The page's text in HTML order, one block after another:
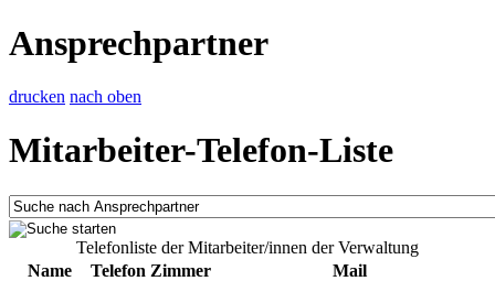
Ansprechpartner
drucken nach oben
Mitarbeiter-Telefon-Liste
Telefonliste der Mitarbeiter/innen der Verwaltung
Name
Telefon Zimmer Mail